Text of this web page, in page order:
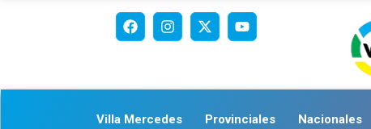
Villa Mercedes Provinciales Nacionales